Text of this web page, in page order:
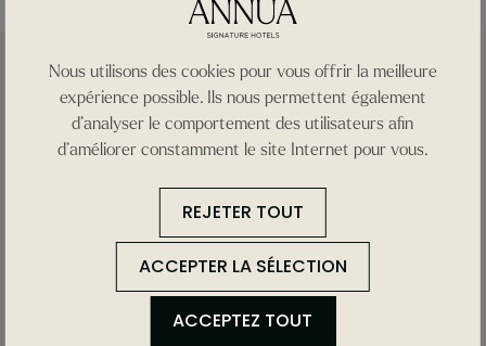
Découvrez
ce que
comprend
votre
Nous utilisons des cookies pour vous offrir la meilleure
expérience possible. Ils nous permettent également
d’analyser le comportement des utilisateurs afin
d’améliorer constamment le site Internet pour vous.
REJETER TOUT
ACCEPTER LA SÉLECTION
ACCEPTEZ TOUT